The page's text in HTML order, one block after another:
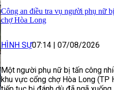
Công an điều tra vụ người phụ nữ
chợ Hòa Long
HÌNH SỰ07:14 | 07/08/2026
Một người phụ nữ bị tấn công
khu vực cổng chợ Hòa Long (TP